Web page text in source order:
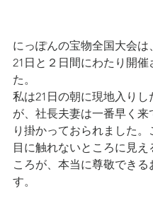
にっぽんの宝物全国大会は
21日と２日間にわたり開催
た。
私は21日の朝に現地入りし
が、社長夫妻は一番早く来
り掛かっておられました。
目に触れないところに見え
ころが、本当に尊敬できる
す。